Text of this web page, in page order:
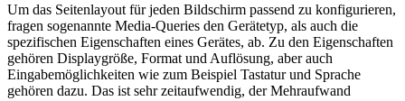
Um das Seitenlayout für jeden Bildschirm passend zu konfigurieren,
fragen sogenannte Media-Queries den Gerätetyp, als auch die
spezifischen Eigenschaften eines Gerätes, ab. Zu den Eigenschaften
gehören Displaygröße, Format und Auflösung, aber auch
Eingabemöglichkeiten wie zum Beispiel Tastatur und Sprache
gehören dazu. Das ist sehr zeitaufwendig, der Mehraufwand